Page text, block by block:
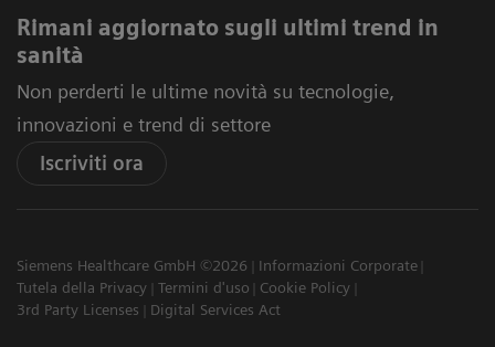
Rimani aggiornato sugli ultimi trend in
sanità
Non perderti le ultime novità su tecnologie,
innovazioni e trend di settore
Iscriviti ora
Siemens Healthcare GmbH ©2026
Informazioni Corporate
Tutela della Privacy
Termini d'uso
Cookie Policy
3rd Party Licenses
Digital Services Act